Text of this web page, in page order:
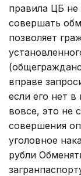
правила ЦБ не
совершать
позволяет
вправе
если его нет
вовсе, это не
совершения
уголовное
рубли